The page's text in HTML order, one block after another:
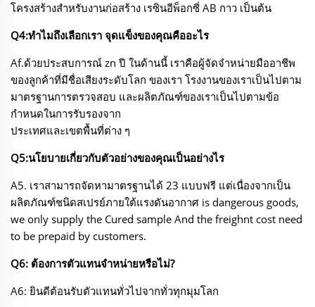
โครงสร้างสำหรับงานก่อสร้าง เรซินอีพ็อกซี่ AB กาว เป็นต้น
Q4:ทำไมถึงเลือกเรา จุดแข็งของคุณคืออะไร
Af.ด้วยประสบการณ์ zn ปี ในด้านนี้ เราคือผู้จัดจำหน่ายมืออาชีพ
ของลูกค้าที่มีชื่อเสียงระดับโลก ของเรา โรงงานของเราเป็นไปตาม
มาตรฐานการตรวจสอบ และผลิตภัณฑ์ของเราเป็นไปตามข้อ
กำหนดในการรับรองจาก
ประเทศและเขตพื้นที่ต่าง ๆ
Q5:นโยบายเกี่ยวกับตัวอย่างของคุณเป็นอย่างไร
A5. เราสามารถจัดหามาตรฐานได้ 23 แบบฟรี แต่เนื่องจากเป็น
ผลิตภัณฑ์ชนิดสเปรย์ภายใต้แรงดันอากาศ is dangerous goods,
we only supply the Cured sample And the freighnt cost need
to be prepaid by customers.
Q6: ต้องการตัวแทนจำหน่ายหรือไม่?
A6: ยินดีต้อนรับตัวแทนทั่วไปจากทั่วทุกมุมโลก